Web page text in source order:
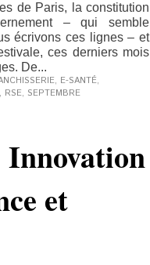
de Paris, la constitution
– qui semble
écrivons ces lignes – et
ces derniers mois
De...
, E-SANTÉ,
, RSE, SEPTEMBRE
Innovation
et